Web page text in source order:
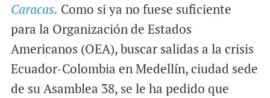
a
i
c
e
o
o
k
a
t
A
p
p
Caracas. Como si ya no fuese suficiente
para la Organización de Estados
Americanos (OEA), buscar salidas a la crisis
Ecuador-Colombia en Medellín, ciudad sede
de su Asamblea 38, se le ha pedido que